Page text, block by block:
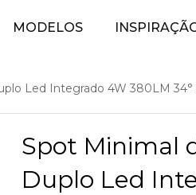
MODELOS
Led Integrado 4W 380LM 34°
Spot Minimal
Duplo Led